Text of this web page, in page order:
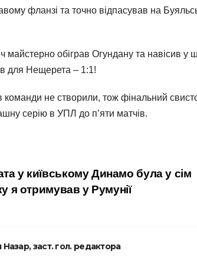
фланзі та точно відпасував на
обіграв Огундану та навісив у
для Нещерета – 1:1!
не створили, тож фінальний
серію в УПЛ до п’яти матчів.
у київському Динамо була у сім
я отримував у Румунії
заст. гол. редактора